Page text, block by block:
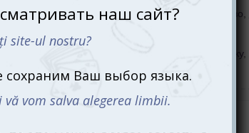
В подарок: Новый год + Рождество
Ребенку,
Производитель:Spin Master